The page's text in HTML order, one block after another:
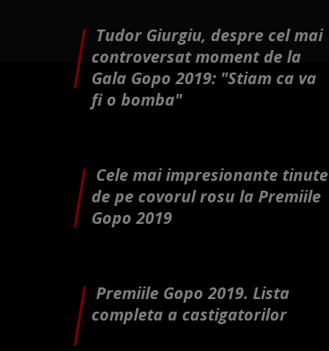
Tudor Giurgiu, despre cel mai
controversat moment de la
Gala Gopo 2019: "Stiam ca va
fi o bomba"
Cele mai impresionante tinute
de pe covorul rosu la Premiile
Gopo 2019
Premiile Gopo 2019. Lista
completa a castigatorilor